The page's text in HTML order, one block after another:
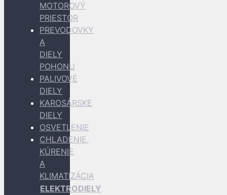
MOTOROVÝ
PRIESTOR
PREVODOVKY
A
DIELY
POHONU
PALIVOVÉ
DIELY
KAROSÁRSKE
DIELY
OSVETLENIE
CHLADENIE,
KÚRENIE
A
KLIMATIZÁCIA
ELEKTRODIELY